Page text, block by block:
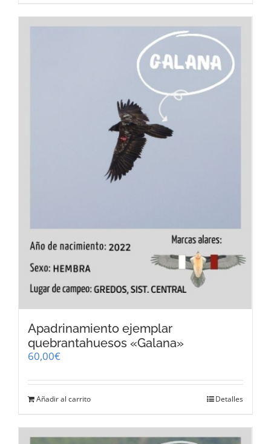
Apadrinamiento ejemplar
quebrantahuesos «Galana»
60,00€
Añadir al carrito Detalles